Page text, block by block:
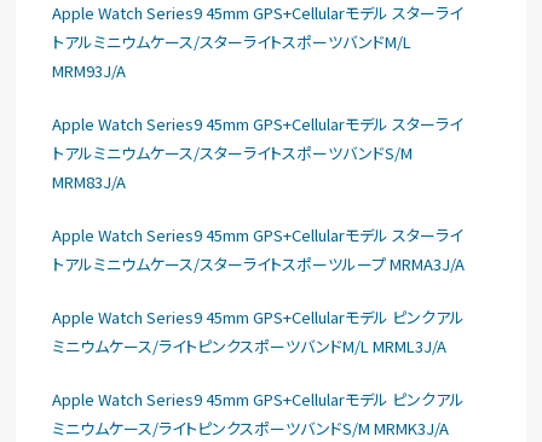
Apple Watch Series9 45mm GPS+Cellularモデル スターライ
トアルミニウムケース/スターライトスポーツバンドM/L
MRM93J/A
Apple Watch Series9 45mm GPS+Cellularモデル スターライ
トアルミニウムケース/スターライトスポーツバンドS/M
MRM83J/A
Apple Watch Series9 45mm GPS+Cellularモデル スターライ
トアルミニウムケース/スターライトスポーツループ MRMA3J/A
Apple Watch Series9 45mm GPS+Cellularモデル ピンクアル
ミニウムケース/ライトピンクスポーツバンドM/L MRML3J/A
Apple Watch Series9 45mm GPS+Cellularモデル ピンクアル
ミニウムケース/ライトピンクスポーツバンドS/M MRMK3J/A